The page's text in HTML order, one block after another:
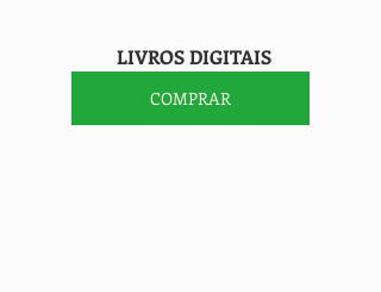
LIVROS DIGITAIS
COMPRAR